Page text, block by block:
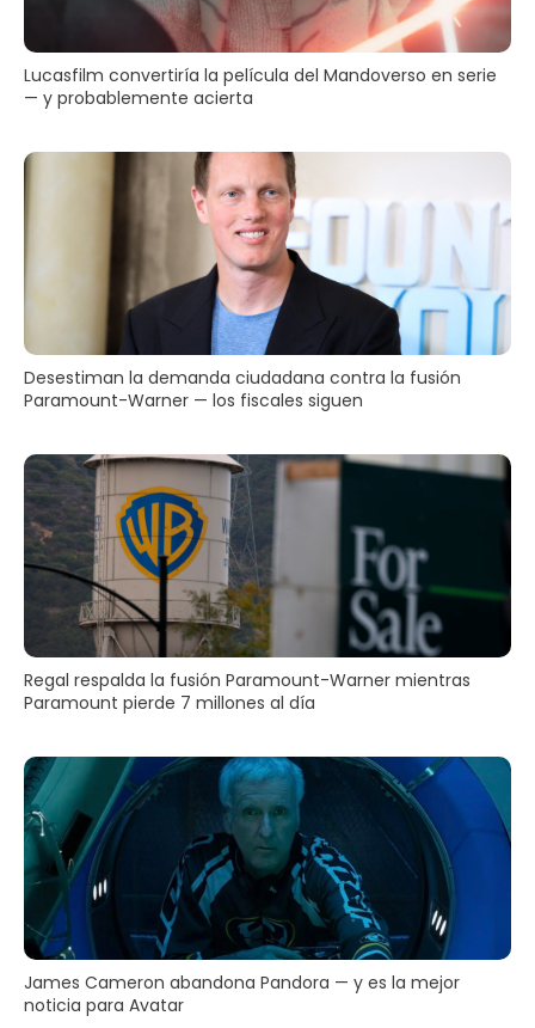
Lucasfilm convertiría la película del Mandoverso en serie
— y probablemente acierta
Desestiman la demanda ciudadana contra la fusión
Paramount-Warner — los fiscales siguen
Regal respalda la fusión Paramount-Warner mientras
Paramount pierde 7 millones al día
James Cameron abandona Pandora — y es la mejor
noticia para Avatar